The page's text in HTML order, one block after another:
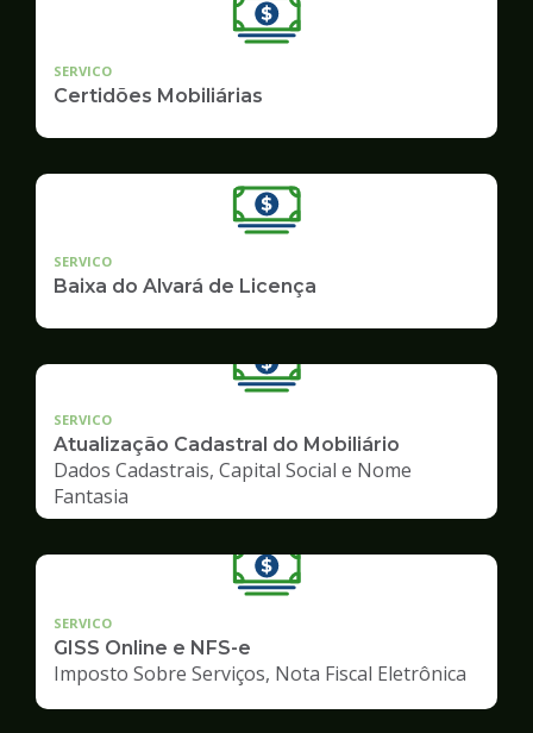
SERVICO
Certidões Mobiliárias
SERVICO
Baixa do Alvará de Licença
SERVICO
Atualização Cadastral do Mobiliário
Dados Cadastrais, Capital Social e Nome
Fantasia
SERVICO
GISS Online e NFS-e
Imposto Sobre Serviços, Nota Fiscal Eletrônica